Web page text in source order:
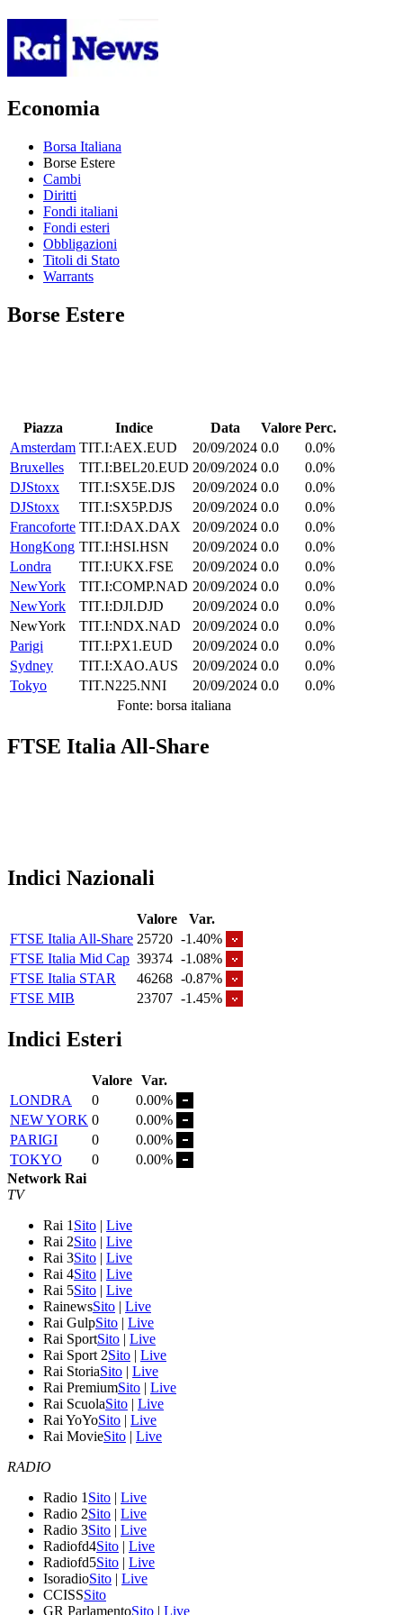
Economia
Borsa Italiana
Borse Estere
Cambi
Diritti
Fondi italiani
Fondi esteri
Obbligazioni
Titoli di Stato
Warrants
Borse Estere
Piazza Indice Data Valore Perc.
Amsterdam TIT.I:AEX.EUD 20/09/2024 0.0
0.0%
Bruxelles
TIT.I:BEL20.EUD 20/09/2024 0.0
0.0%
DJStoxx
TIT.I:SX5E.DJS 20/09/2024 0.0
0.0%
DJStoxx
TIT.I:SX5P.DJS 20/09/2024 0.0
0.0%
Francoforte TIT.I:DAX.DAX 20/09/2024 0.0
0.0%
HongKong TIT.I:HSI.HSN 20/09/2024 0.0
0.0%
Londra
TIT.I:UKX.FSE 20/09/2024 0.0
0.0%
NewYork
TIT.I:COMP.NAD 20/09/2024 0.0
0.0%
NewYork
TIT.I:DJI.DJD 20/09/2024 0.0
0.0%
NewYork
TIT.I:NDX.NAD 20/09/2024 0.0
0.0%
Parigi
TIT.I:PX1.EUD 20/09/2024 0.0
0.0%
Sydney
TIT.I:XAO.AUS 20/09/2024 0.0
0.0%
Tokyo
TIT.N225.NNI 20/09/2024 0.0
0.0%
Fonte: borsa italiana
FTSE Italia All-Share
Indici Nazionali
Valore
Var.
FTSE Italia All-Share 25720 -1.40%
FTSE Italia Mid Cap 39374 -1.08%
FTSE Italia STAR
46268 -0.87%
FTSE MIB
23707 -1.45%
Indici Esteri
Valore Var.
LONDRA
0
0.00%
NEW YORK 0
0.00%
PARIGI
0
0.00%
TOKYO
0
0.00%
Network Rai
TV
Rai 1 Sito | Live
Rai 2Sito | Live
Rai 3Sito | Live
Rai 4Sito | Live
Rai 5Sito | Live
RainewsSito | Live
Rai GulpSito | Live
Rai SportSito | Live
Rai Sport 2Sito | Live
Rai StoriaSito | Live
Rai PremiumSito | Live
Rai ScuolaSito | Live
Rai YoYoSito | Live
Rai MovieSito | Live
RADIO
Radio 1 Sito | Live
Radio 2Sito | Live
Radio 3Sito | Live
Radiofd4Sito | Live
Radiofd5Sito | Live
IsoradioSito | Live
CCISSSito
GR ParlamentoSito | Live